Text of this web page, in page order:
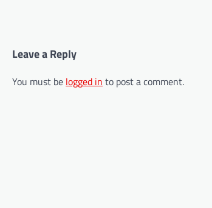
Leave a Reply
You must be logged in to post a comment.